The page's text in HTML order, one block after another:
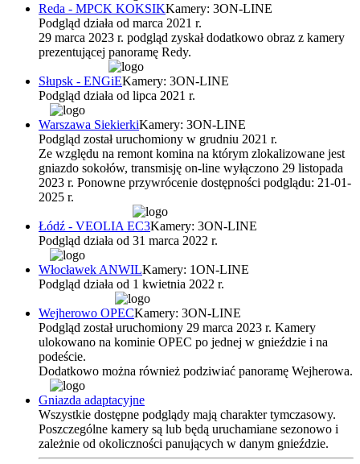
Reda - MPCK KOKSIKKamery: 3ON-LINE
Podgląd działa od marca 2021 r.
29 marca 2023 r. podgląd zyskał dodatkowo obraz z kamery
prezentującej panoramę Redy.
Słupsk - ENGiEKamery: 3ON-LINE
Podgląd działa od lipca 2021 r.
Warszawa SiekierkiKamery: 3ON-LINE
Podgląd został uruchomiony w grudniu 2021 r.
Ze względu na remont komina na którym zlokalizowane jest
gniazdo sokołów, transmisję on-line wyłączono 29 listopada
2023 r. Ponowne przywrócenie dostępności podglądu: 21-01-
2025 r.
Łódź - VEOLIA EC3Kamery: 3ON-LINE
Podgląd działa od 31 marca 2022 r.
Włocławek ANWILKamery: 1ON-LINE
Podgląd działa od 1 kwietnia 2022 r.
Wejherowo OPECKamery: 3ON-LINE
Podgląd został uruchomiony 29 marca 2023 r. Kamery
ulokowano na kominie OPEC po jednej w gnieździe i na
podeście.
Dodatkowo można również podziwiać panoramę Wejherowa.
Gniazda adaptacyjne
Wszystkie dostępne podglądy mają charakter tymczasowy.
Poszczególne kamery są lub będą uruchamiane sezonowo i
zależnie od okoliczności panujących w danym gnieździe.